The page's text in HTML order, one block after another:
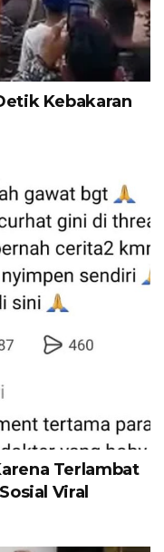
Kebakaran
Terlambat
Viral